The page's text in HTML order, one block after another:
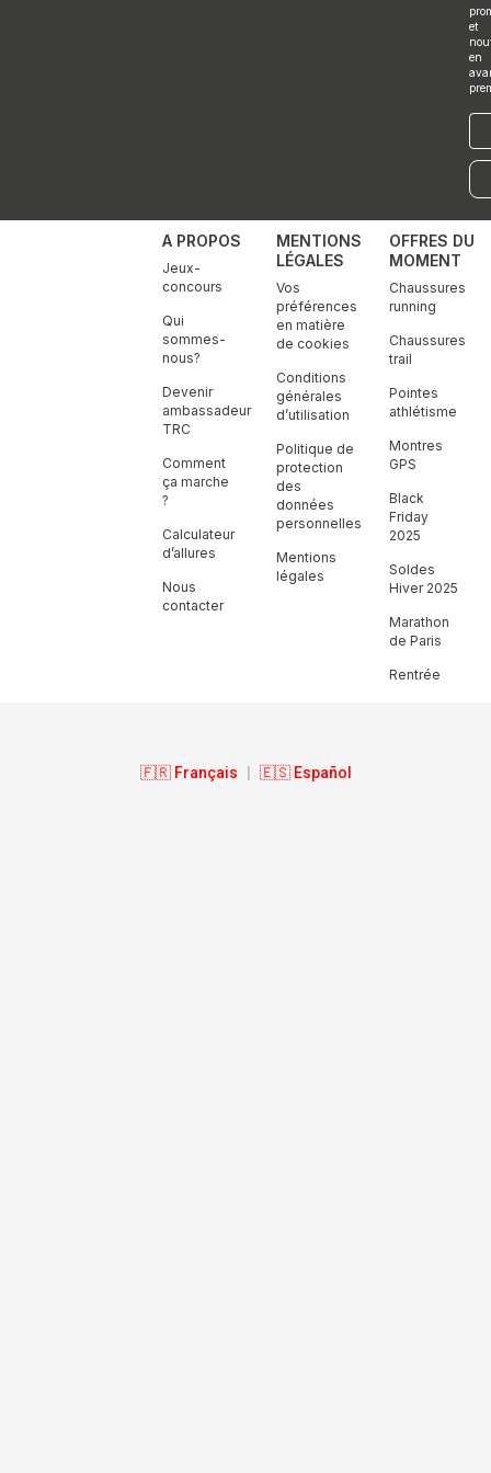
et
en
A PROPOS
Jeux-
concours
Qui
sommes-
nous?
Devenir
ambassadeur
TRC
Comment
ça marche
?
Calculateur
d’allures
Nous
contacter
MENTIONS
LÉGALES
Vos
préférences
en matière
de cookies
Conditions
générales
d’utilisation
Politique de
protection
des
données
personnelles
Mentions
légales
OFFRES DU
MOMENT
Chaussures
running
Chaussures
trail
Pointes
athlétisme
Montres
GPS
Black
Friday
2025
Soldes
Hiver 2025
Marathon
de Paris
Rentrée
🇫🇷 Français 🇪🇸 Español